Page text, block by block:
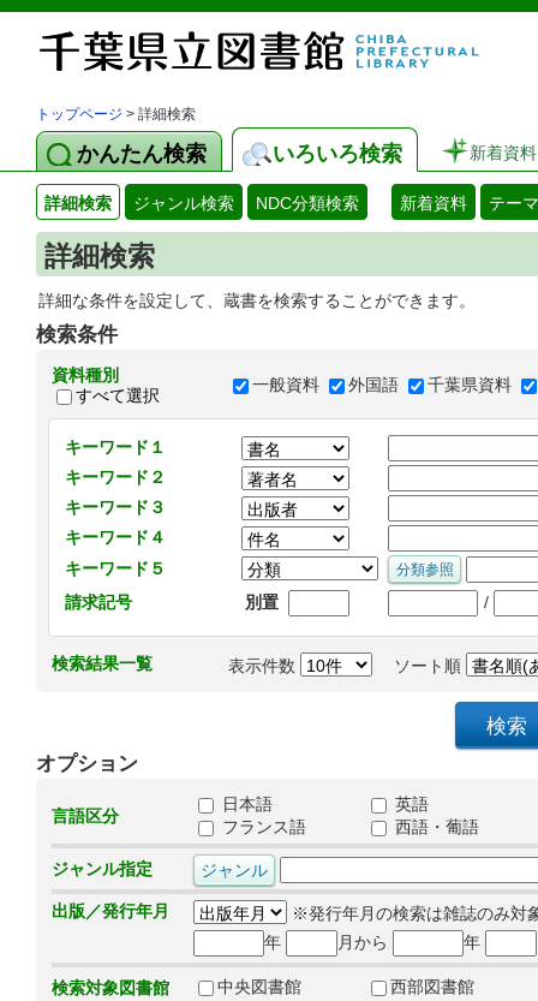
トップページ > 詳細検索
かんたん検索 いろいろ検索 新着資料
詳細検索 ジャンル検索 NDC分類検索 新着資料 テー
詳細検索
詳細な条件を設定して、蔵書を検索することができます。
検索条件
資料種別
すべて選択
一般資料 外国語 千葉県資料
キーワード１
キーワード２
キーワード３
キーワード４
キーワード５
請求記号
別置 /
検索結果一覧 表示件数 ソート順
オプション
言語区分
日本語
英語
フランス語
西語・葡語
ジャンル指定
出版／発行年月
※発行年月の検索は雑誌のみ対
年
月から 年
検索対象図書館 中央図書館 西部図書館